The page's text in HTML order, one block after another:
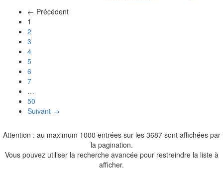
← Précédent
1
2
3
4
5
6
7
…
50
Suivant →
Attention : au maximum 1000 entrées sur les 3687 sont affichées par
la pagination.
Vous pouvez utiliser la recherche avancée pour restreindre la liste à
afficher.